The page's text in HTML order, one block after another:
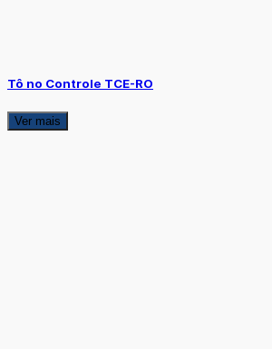
Tô no Controle TCE-RO
Ver mais